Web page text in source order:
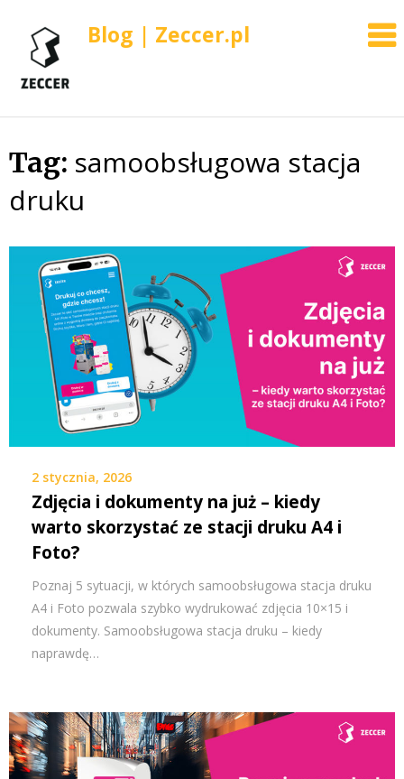
Blog | Zeccer.pl
Skip
content
Tag: samoobsługowa stacja
druku
2 stycznia, 2026
Zdjęcia i dokumenty na już – kiedy
warto skorzystać ze stacji druku A4 i
Foto?
Poznaj 5 sytuacji, w których samoobsługowa stacja druku
A4 i Foto pozwala szybko wydrukować zdjęcia 10×15 i
dokumenty. Samoobsługowa stacja druku – kiedy
naprawdę…